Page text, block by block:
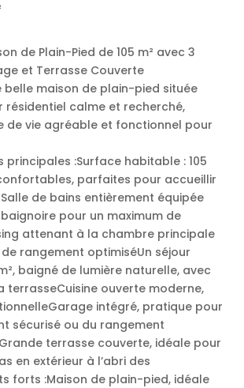
de Plain-Pied de 105 m² avec 3
et Terrasse Couverte
belle maison de plain-pied située
résidentiel calme et recherché,
de vie agréable et fonctionnel pour
:Surface habitable : 105
parfaites pour accueillir
de bains entièrement équipée
pour un maximum de
attenant à la chambre principale
rangement optimiséUn séjour
baigné de lumière naturelle, avec
terrasseCuisine ouverte moderne,
intégré, pratique pour
sécurisé ou du rangement
terrasse couverte, idéale pour
en extérieur à l’abri des
forts :Maison de plain-pied, idéale